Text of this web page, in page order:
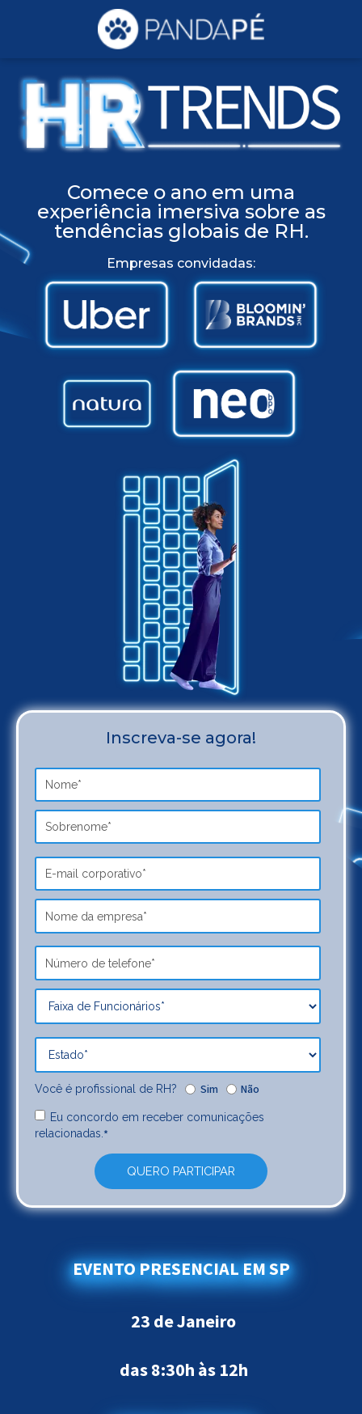
Comece o ano em uma
experiência imersiva sobre as
tendências globais de RH.
Empresas convidadas:
Inscreva-se agora!
Você é profissional de RH? Sim Não
Eu concordo em receber comunicações
relacionadas.*
EVENTO PRESENCIAL EM SP
23 de Janeiro
das 8:30h às 12h